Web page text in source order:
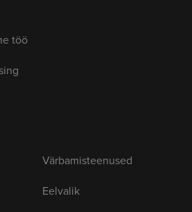
töö
Värbamisteenused
Eelvalik